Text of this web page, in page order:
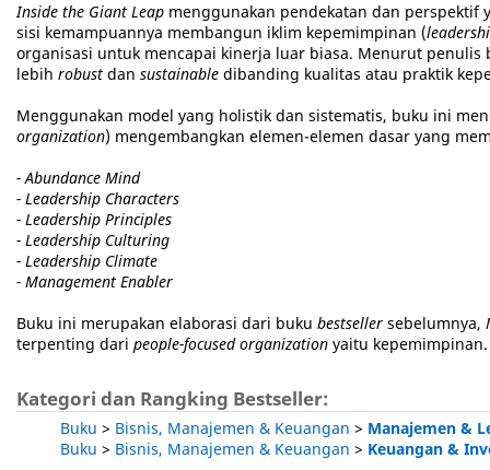
Inside the Giant Leap menggunakan pendekatan dan perspektif
sisi kemampuannya membangun iklim kepemimpinan (
organisasi untuk mencapai kinerja luar biasa. Menurut
lebih robust dan sustainable dibanding kualitas atau praktik
Menggunakan model yang holistik dan sistematis, buku ini
organization) mengembangkan elemen-elemen dasar yang
- Abundance Mind
- Leadership Characters
- Leadership Principles
- Leadership Culturing
- Leadership Climate
- Management Enabler
Buku ini merupakan elaborasi dari buku bestseller sebelumnya,
terpenting dari people-focused organization yaitu kepemimpinan.
Kategori dan Rangking Bestseller:
Buku > Bisnis, Manajemen & Keuangan > Manajemen &
Buku > Bisnis, Manajemen & Keuangan > Keuangan &